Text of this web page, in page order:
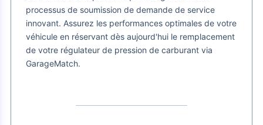
processus de soumission de demande de service
innovant. Assurez les performances optimales de votre
véhicule en réservant dès aujourd'hui le remplacement
de votre régulateur de pression de carburant via
GarageMatch.